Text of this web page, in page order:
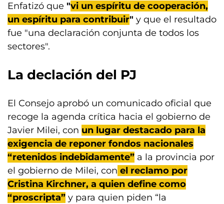
Enfatizó que "vi un espíritu de cooperación,
un espíritu para contribuir" y que el resultado
fue "una declaración conjunta de todos los
sectores".
La declación del PJ
El Consejo aprobó un comunicado oficial que
recoge la agenda crítica hacia el gobierno de
Javier Milei, con un lugar destacado para la
exigencia de reponer fondos nacionales
“retenidos indebidamente” a la provincia por
el gobierno de Milei, con el reclamo por
Cristina Kirchner, a quien define como
“proscripta” y para quien piden “la